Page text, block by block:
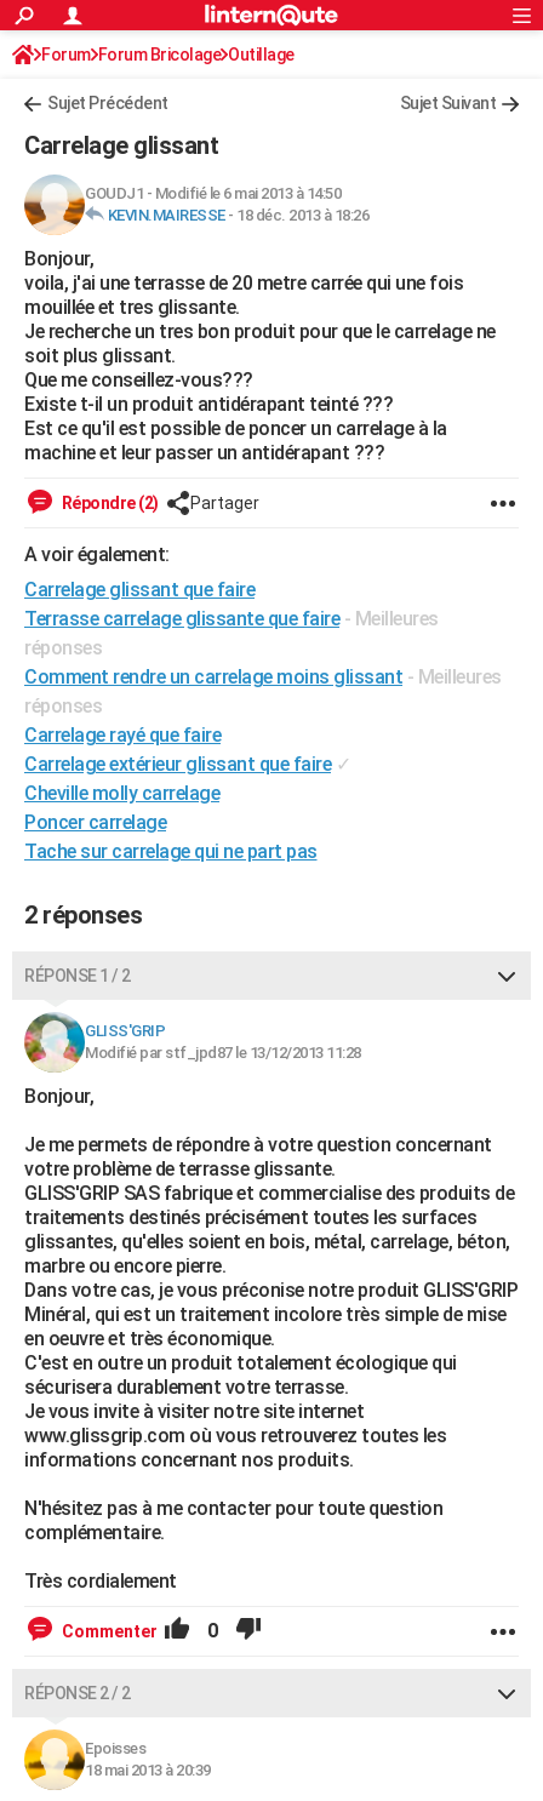
ACTUALITÉS
Politique
Société
Faits Divers
Education
Monde
Villes
+
FINANCE
Retraite
Impôts
Epargne
Immobilier
Risques naturels par ville
Banque
Assurance
Crédit
AUTO
Essais
Réserver un essai
Citadines
Berlines
SUV
Forum auto
+HIGH-TECH
Mobiles
Meilleur smartphone
Internet
Ordinateurs
Jeux vidéo
Guide high-tech
+BRICOLAGE
Forum
Aménagement intérieur
Extérieur
Cuisine
Salle de bains
Jardinage
Rangement
WEEK-END
Guides de France
Escapades
Patrimoine
Expositions
Musées
Week-end nature
+LIFESTYLE
Alimentation
Guide de la santé
Maladies
Médicaments
Sommeil
Destinations
City break
Voyage nature
Voyage de noces
Forum
Climat
+
GUIDES D'ACHAT
BONS PLANS
CARTE DE VOEUX
Carte de Noël
Carte Bonne année
Carte Saint-Valentin
Carte Pâques
Carte d'anniversaire
DICTIONNAIRE
Dictionnaire
Biographies
Citations
Expressions
Proverbes
PROGRAMME TV
COPAINS D'AVANT
S'inscrire
Se connecter
Lycées
Collèges
Primaires
Universités
Entreprises
Service militaire
Avis de recherche
AVIS DE DÉCÈS
FORUM
Bricolage
Lifestyle
Culture
Auto
Television
Voyage
Cinema
S'inscrire
Connexion
Forum Forum Bricolage Outillage
Sujet Précédent Sujet Suivant
Carrelage glissant
GOUDJ1 - Modifié le 6 mai 2013 à 14:50
KEVIN.MAIRESSE- 18 déc. 2013 à 18:26
Bonjour,
voila, j'ai une terrasse de 20 metre carrée qui une fois
mouillée et tres glissante.
Je recherche un tres bon produit pour que le carrelage ne
soit plus glissant.
Que me conseillez-vous???
Existe t-il un produit antidérapant teinté ???
Est ce qu'il est possible de poncer un carrelage à la
machine et leur passer un antidérapant ???
Répondre (2) Partager
A voir également:
Carrelage glissant que faire
Terrasse carrelage glissante que faire - Meilleures
réponses
Comment rendre un carrelage moins glissant - Meilleures
réponses
Carrelage rayé que faire
Carrelage extérieur glissant que faire ✓
Cheville molly carrelage
Poncer carrelage
Tache sur carrelage qui ne part pas
2 réponses
RÉPONSE 1 / 2
GLISS'GRIP
Modifié par stf_jpd87 le 13/12/2013 11:28
Bonjour,
Je me permets de répondre à votre question concernant
votre problème de terrasse glissante.
GLISS'GRIP SAS fabrique et commercialise des produits de
traitements destinés précisément toutes les surfaces
glissantes, qu'elles soient en bois, métal, carrelage, béton,
marbre ou encore pierre.
Dans votre cas, je vous préconise notre produit GLISS'GRIP
Minéral, qui est un traitement incolore très simple de mise
en oeuvre et très économique.
C'est en outre un produit totalement écologique qui
sécurisera durablement votre terrasse.
Je vous invite à visiter notre site internet
www.glissgrip.com où vous retrouverez toutes les
informations concernant nos produits.
N'hésitez pas à me contacter pour toute question
complémentaire.
Très cordialement
Commenter 0
RÉPONSE 2 / 2
Epoisses
18 mai 2013 à 20:39